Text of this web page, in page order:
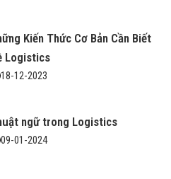
Kiến Thức Cơ Bản Cần Biết
Logistics
18-12-2023
ngữ trong Logistics
09-01-2024